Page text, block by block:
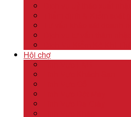
Hội chợ